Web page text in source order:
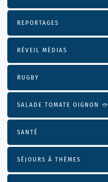
REPORTAGES
RÉVEIL MÉDIAS
RUGBY
SALADE TOMATE OIGNON 🥙
SANTÉ
SÉJOURS À THÈMES